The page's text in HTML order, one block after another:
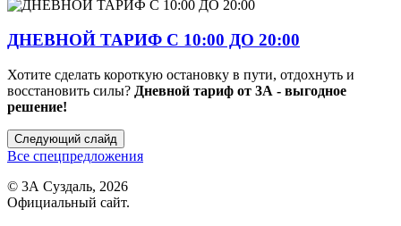
ДНЕВНОЙ ТАРИФ С 10:00 ДО 20:00
Хотите сделать короткую остановку в пути, отдохнуть и
восстановить силы? Дневной тариф от 3А - выгодное
решение!
Следующий слайд
Все спецпредложения
© 3А Суздаль, 2026
Официальный сайт.